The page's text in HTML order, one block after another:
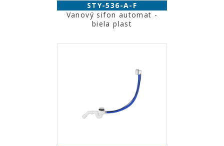
STY-536-A-F
Vanový sifon automat -
biela plast